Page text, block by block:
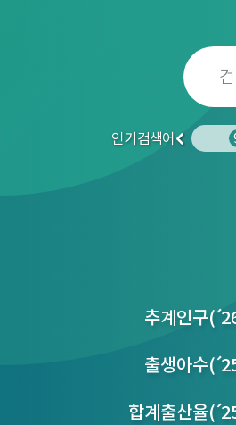
인기검색어
이
9
추계인구(´
출생아수(´
합계출산율(´